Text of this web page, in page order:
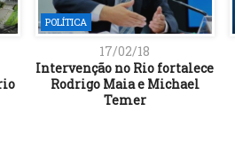
POLÍTICA
17/02/18
Intervenção no Rio fortalece
Rodrigo Maia e Michael
Temer